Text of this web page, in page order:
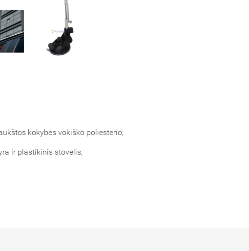
kokybės vokiško poliesterio;
ir plastikinis stovelis;